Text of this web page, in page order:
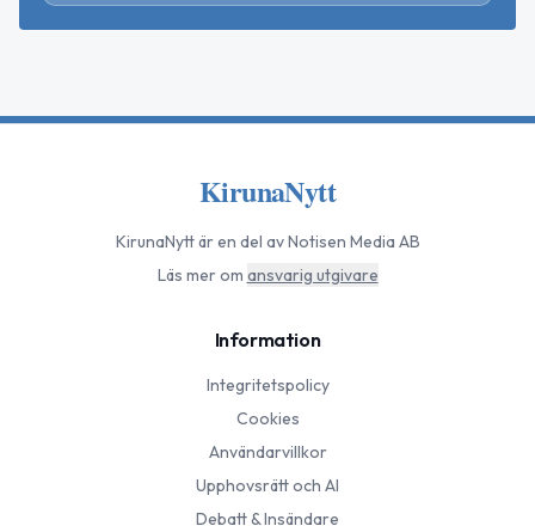
KirunaNytt
KirunaNyttär en del av Notisen Media AB
Läs mer om ansvarig utgivare
Information
Integritetspolicy
Cookies
Användarvillkor
Upphovsrätt och AI
Debatt & Insändare